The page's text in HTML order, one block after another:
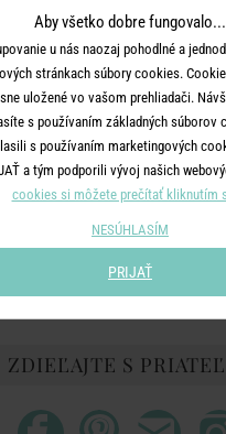
(batérie nie sú súčasťou
0,3W
USB kábel: 5V / 0,4W
len na vnútorné použitie
dĺžka reťaze 380 cm, dĺžka kábla
medzi žiarovkami 20 cm
perie, prachové perie,
ZDIEĽAJTE S
Aby všetko dobre fungovalo...
u nás naozaj pohodlné a
stránkach súbory cookies.
uložené vo vašom prehliadači.
s používaním základných súborov
s používaním marketingových
a tým podporili vývoj našich
cookies si môžete prečítať kliknutím
NESÚHLASÍM
PRIJAŤ